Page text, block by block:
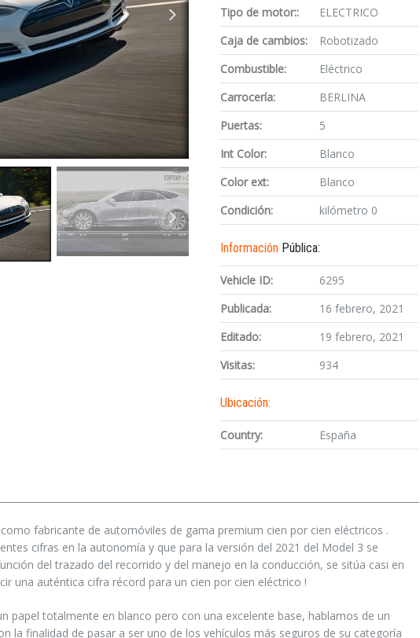
Tipo de motor::
ELECTRICO
Caja de cambios:
Robotizado
Combustible:
Eléctrico
Carrocería:
BERLINA
Puertas:
5
Int Color:
Blanco
Color ext:
Blanco
Condición:
kilómetro 0
Información Pública:
Vehicle ID:
6295
Publicada:
16 febrero, 2021
Editado:
19 febrero, 2021
Visitas:
934
Ubicación:
Country: España
fabricante de automóviles de gama premium cien por cien eléctricos .
cifras en la autonomía y que para la versión del 2021 del Model 3 se
del trazado del recorrido y del manejo en la conducción, se sitúa casi en
una auténtica cifra récord para un cien por cien eléctrico !
papel totalmente en blanco pero con una excelente base, hablamos de un
la finalidad de pasar a ser uno de los vehículos más seguros de su categoría